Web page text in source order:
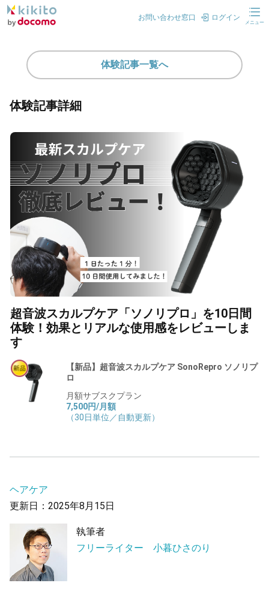
お問い合わせ窓口 ログイン
メニュー
体験記事一覧へ
体験記事詳細
超音波スカルプケア「ソノリプロ」を10日間
体験！効果とリアルな使用感をレビューしま
す
【新品】超音波スカルプケア SonoRepro ソノリプ
ロ
月額サブスクプラン
7,500円/月額
（30日単位／自動更新）
ヘアケア
更新日：2025年8月15日
執筆者
フリーライター 小暮ひさのり